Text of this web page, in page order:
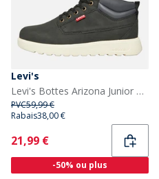
Levi's
Levi's Bottes Arizona Junior Noir 0003
PVC59,99 €
Rabais38,00 €
Current
21,99 €
-50% ou plus